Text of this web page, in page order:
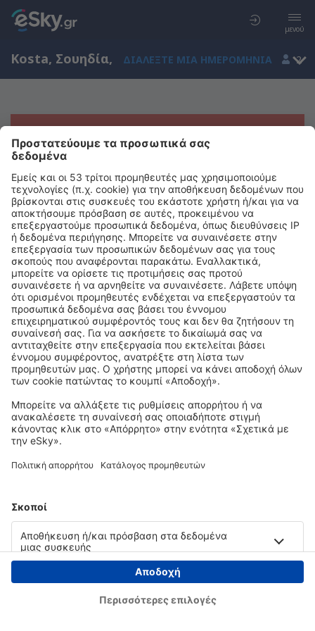
μενού
Kosta, Σουηδία, ΔΙΑΛΈΞΤΕ ΜΙΑ ΗΜΕΡΟΜΗΝΊΑ 2
Μας συγχωρείτε, δεν υπάρχουν
αποτελέσματα για την αναζήτησή σας
Προσπαθήστε να κάνετε αναζήτηση με διαφορετικά κριτήρια
Copyright © eSky.gr. Με την επιφύλαξη παντός νομίμου δικαιώματος.